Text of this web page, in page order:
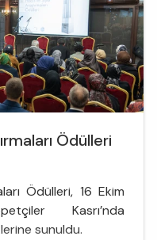
Ödülleri
Ödülleri, 16 Ekim
Kasrı’nda
sunuldu.